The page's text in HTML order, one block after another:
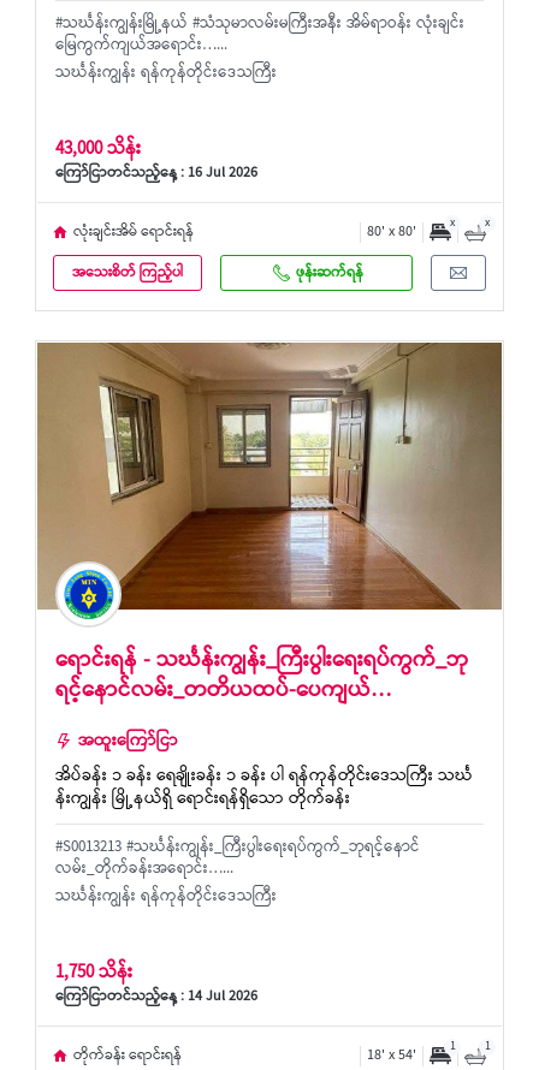
#သင်္ဃန်းကျွန်းမြို့နယ် #သံသုမာလမ်းမကြီးအနီး အိမ်ရာဝန်း လုံးချင်း
မြေကွက်ကျယ်အရောင်း…...
သင်္ဃန်းကျွန်း ရန်ကုန်တိုင်းဒေသကြီး
43,000 သိန်း
ကြော်ငြာတင်သည့်နေ့ : 16 Jul 2026
လုံးချင်းအိမ် ရောင်းရန် 80' x 80' x x
အသေးစိတ် ကြည့်ပါ ဖုန်းဆက်ရန်
ရောင်းရန် - သင်္ဃန်းကျွန်း_ကြီးပွါးရေးရပ်ကွက်_ဘု
ရင့်နောင်လမ်း_တတိယထပ်-ပေကျယ်…
အထူးကြော်ငြာ
အိပ်ခန်း ၁ ခန်း ရေချိုးခန်း ၁ ခန်း ပါ ရန်ကုန်တိုင်းဒေသကြီး သင်္ဃ
န်းကျွန်း မြို့နယ်ရှိ ရောင်းရန်ရှိသော တိုက်ခန်း
#S0013213 #‌သင်္ဃန်းကျွန်း_ကြီးပွါးရေးရပ်ကွက်_ဘုရင့်နောင်
လမ်း_တိုက်ခန်းအရောင်း…...
သင်္ဃန်းကျွန်း ရန်ကုန်တိုင်းဒေသကြီး
1,750 သိန်း
ကြော်ငြာတင်သည့်နေ့ : 14 Jul 2026
တိုက်ခန်း ရောင်းရန် 18' x 54' 1 1